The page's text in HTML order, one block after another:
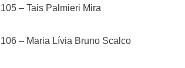
105 – Tais Palmieri Mira
106 – Maria Lívia Bruno Scalco